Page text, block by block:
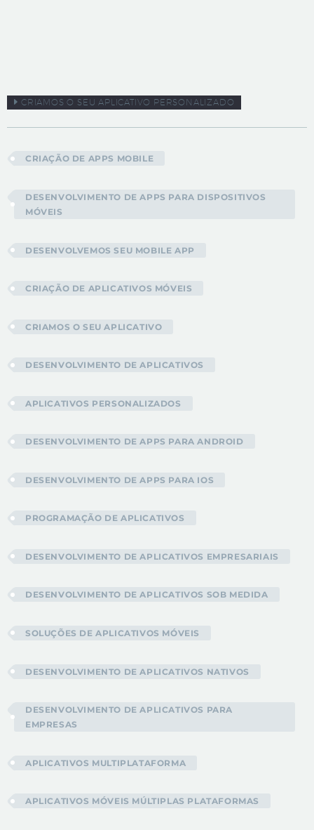
CRIAMOS O SEU APLICATIVO PERSONALIZADO
CRIAÇÃO DE APPS MOBILE
DESENVOLVIMENTO DE APPS PARA DISPOSITIVOS
MÓVEIS
DESENVOLVEMOS SEU MOBILE APP
CRIAÇÃO DE APLICATIVOS MÓVEIS
CRIAMOS O SEU APLICATIVO
DESENVOLVIMENTO DE APLICATIVOS
APLICATIVOS PERSONALIZADOS
DESENVOLVIMENTO DE APPS PARA ANDROID
DESENVOLVIMENTO DE APPS PARA IOS
PROGRAMAÇÃO DE APLICATIVOS
DESENVOLVIMENTO DE APLICATIVOS EMPRESARIAIS
DESENVOLVIMENTO DE APLICATIVOS SOB MEDIDA
SOLUÇÕES DE APLICATIVOS MÓVEIS
DESENVOLVIMENTO DE APLICATIVOS NATIVOS
DESENVOLVIMENTO DE APLICATIVOS PARA
EMPRESAS
APLICATIVOS MULTIPLATAFORMA
APLICATIVOS MÓVEIS MÚLTIPLAS PLATAFORMAS